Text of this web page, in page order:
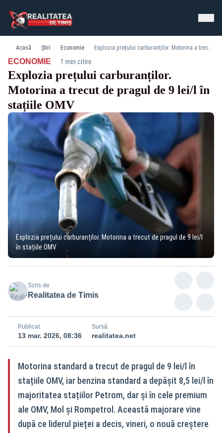
Acasă Știri Economie Explozia prețului carburanților. Motorina a trecut de pragul de 9 lei/l în stațiile OMV
ECONOMIE· 1 min citire
Explozia prețului carburanților.
Motorina a trecut de pragul de 9 lei/l în
stațiile OMV
Explozia prețului carburanților. Motorina a trecut de pragul de 9 lei/l
în stațiile OMV
Scris de
Realitatea de Timis
Publicat
13 mar. 2026, 08:36
Sursă
realitatea.net
Motorina standard a trecut de pragul de 9 lei/l în
stațiile OMV, iar benzina standard a depășit 8,5 lei/l în
majoritatea stațiilor Petrom, dar și în cele premium
ale OMV, Mol și Rompetrol. Această majorare vine
după ce liderul pieței a decis, vineri, o nouă creștere